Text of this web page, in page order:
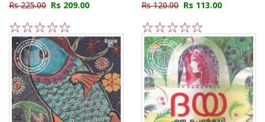
Rs 225.00 Rs 209.00
5
4
3
2
1
Rs 120.00 Rs 113.00
5
4
3
2
1